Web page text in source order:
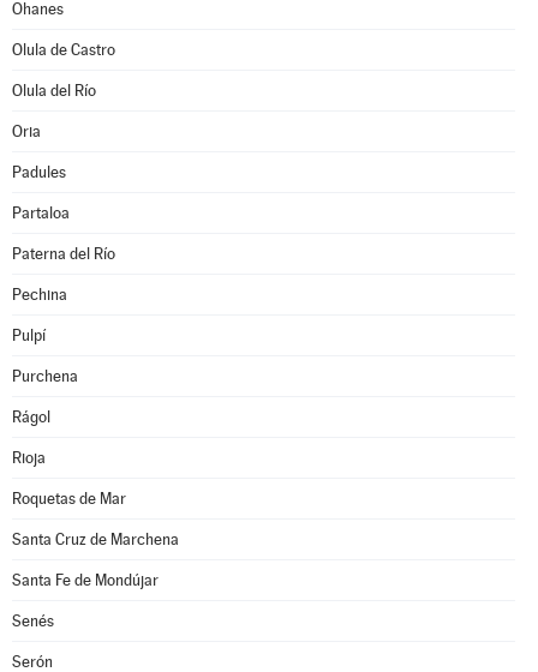
Ohanes
Olula de Castro
Olula del Río
Oria
Padules
Partaloa
Paterna del Río
Pechina
Pulpí
Purchena
Rágol
Rioja
Roquetas de Mar
Santa Cruz de Marchena
Santa Fe de Mondújar
Senés
Serón